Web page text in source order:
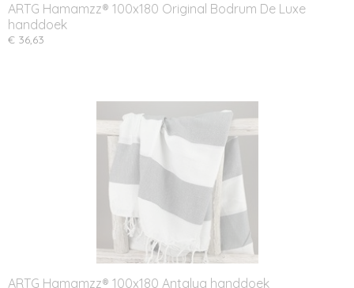
ARTG Hamamzz® 100x180 Original Bodrum De Luxe
handdoek
€ 36,63
ARTG Hamamzz® 100x180 Antalya handdoek